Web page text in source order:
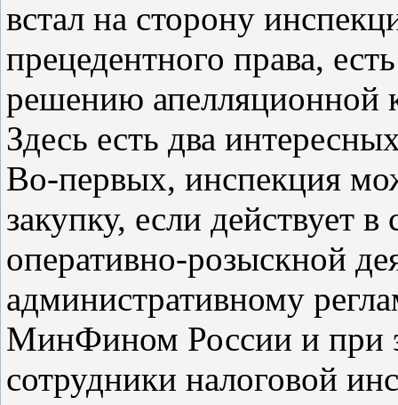
встал на сторону
прецедентного права,
решению апелляционной
Здесь есть два
Во-первых, инспекция
закупку, если действует
оперативно-розыскной
административному
МинФином России и при
сотрудники налоговой